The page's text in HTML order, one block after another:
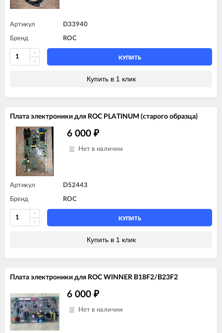
Артикул D33940
Бренд ROC
КУПИТЬ
Купить в 1 клик
Плата электроники для ROC PLATINUM (старого образца)
6 000 ₽
Нет в наличии
Артикул D52443
Бренд ROC
КУПИТЬ
Купить в 1 клик
Плата электроники для ROC WINNER B18F2/B23F2
6 000 ₽
Нет в наличии